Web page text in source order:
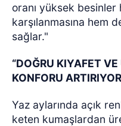
oranı yüksek besinler
karşılanmasına hem
sağlar."
“DOĞRU KIYAFET
KONFORU
Yaz aylarında açık
keten kumaşlardan